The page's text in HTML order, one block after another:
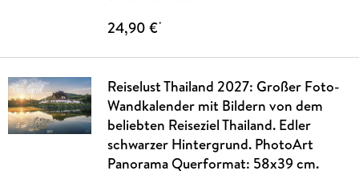
24,90 €*
Reiselust Thailand 2027: Großer Foto-
Wandkalender mit Bildern von dem
beliebten Reiseziel Thailand. Edler
schwarzer Hintergrund. PhotoArt
Panorama Querformat: 58x39 cm.